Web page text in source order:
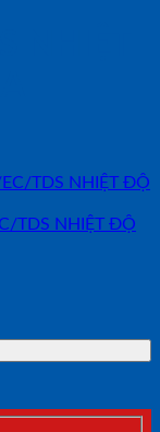
HANNA HI9813-